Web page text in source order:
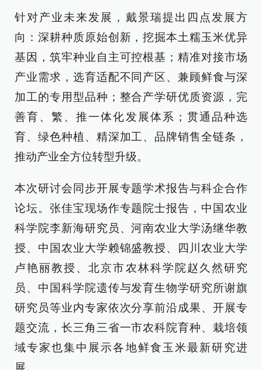
针对产业未来发展，戴景瑞提出四点发展方
向：深耕种质原始创新，挖掘本土糯玉米优异
基因，筑牢种业自主可控根基；精准对接市场
产业需求，选育适配不同产区、兼顾鲜食与深
加工的专用型品种；整合产学研优质资源，完
善育、繁、推一体化发展体系；贯通品种选
育、绿色种植、精深加工、品牌销售全链条，
推动产业全方位转型升级。
本次研讨会同步开展专题学术报告与科企合作
论坛。张佳宝现场作专题院士报告，中国农业
科学院李新海研究员、河南农业大学汤继华教
授、中国农业大学赖锦盛教授、四川农业大学
卢艳丽教授、北京市农林科学院赵久然研究
员、中国科学院遗传与发育生物学研究所谢旗
研究员等业内专家依次分享前沿成果、开展专
题交流，长三角三省一市农科院育种、栽培领
域专家也集中展示各地鲜食玉米最新研究进
展。